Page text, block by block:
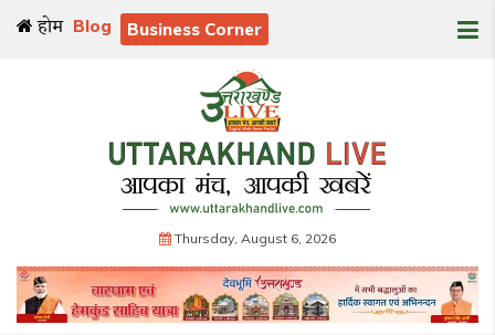
होम Blog Business Corner
Thursday, August 6, 2026